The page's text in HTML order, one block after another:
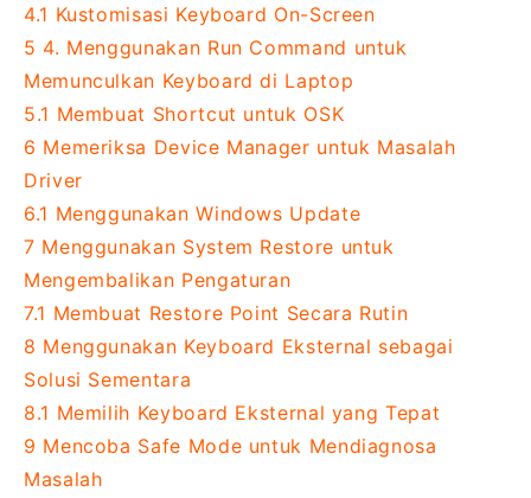
4.1 Kustomisasi Keyboard On-Screen
5 4. Menggunakan Run Command untuk
Memunculkan Keyboard di Laptop
5.1 Membuat Shortcut untuk OSK
6 Memeriksa Device Manager untuk Masalah
Driver
6.1 Menggunakan Windows Update
7 Menggunakan System Restore untuk
Mengembalikan Pengaturan
7.1 Membuat Restore Point Secara Rutin
8 Menggunakan Keyboard Eksternal sebagai
Solusi Sementara
8.1 Memilih Keyboard Eksternal yang Tepat
9 Mencoba Safe Mode untuk Mendiagnosa
Masalah